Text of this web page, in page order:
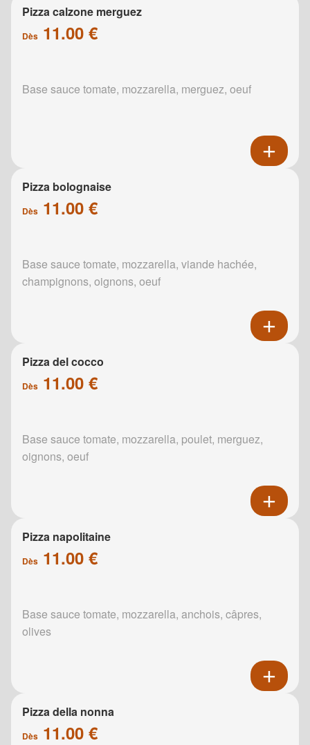
Pizza calzone merguez
Dès 11.00 €
Base sauce tomate, mozzarella, merguez, oeuf
Pizza bolognaise
Dès 11.00 €
Base sauce tomate, mozzarella, viande hachée,
champignons, oignons, oeuf
Pizza del cocco
Dès 11.00 €
Base sauce tomate, mozzarella, poulet, merguez,
oignons, oeuf
Pizza napolitaine
Dès 11.00 €
Base sauce tomate, mozzarella, anchois, câpres,
olives
Pizza della nonna
Dès 11.00 €